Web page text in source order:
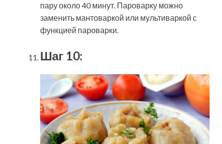
пару около 40 минут. Пароварку можно
заменить мантоваркой или мультиваркой с
функцией пароварки.
Шаг 10: